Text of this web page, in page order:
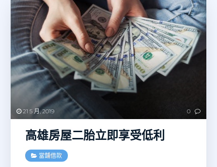
21 5 月, 2019 0
高雄房屋二胎立即享受低利
當舖借款